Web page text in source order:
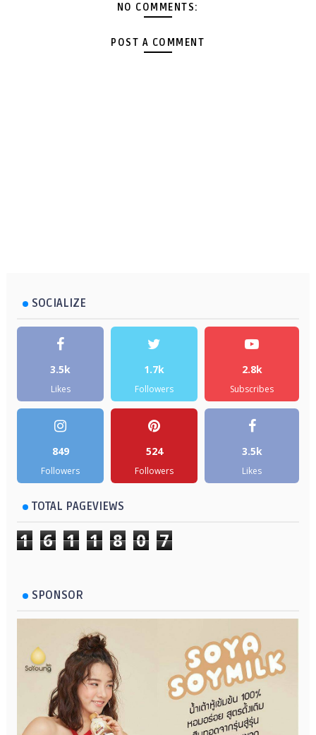
NO COMMENTS:
POST A COMMENT
SOCIALIZE
3.5k
Likes
1.7k
Followers
2.8k
Subscribes
849
Followers
524
Followers
3.5k
Likes
TOTAL PAGEVIEWS
1 6 1 1 8 0 7
SPONSOR